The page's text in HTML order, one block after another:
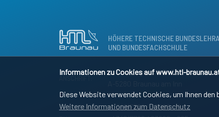
Informationen zu Cookies auf www.htl-
Diese Website verwendet Cookies, um Ihnen
Weitere Informationen zum Datenschutz
HÖHERE TECHNISCHE
UND BUNDESFACHSCHULE
Osternbergerstraße 55
SEKRETARIAT: +43 (0)7722 / 83690 – 0